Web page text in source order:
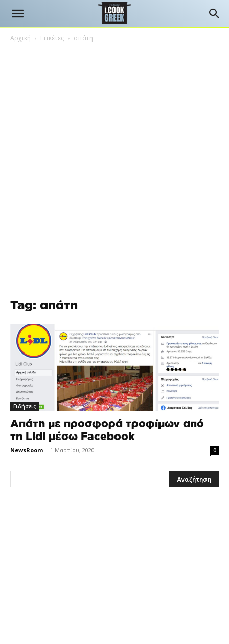
Αρχική Ετικέτες απάτη
Tag: απάτη
Ειδήσεις
Απάτη με προσφορά τροφίμων από
τη Lidl μέσω Facebook
NewsRoom - 1 Μαρτίου, 2020 0